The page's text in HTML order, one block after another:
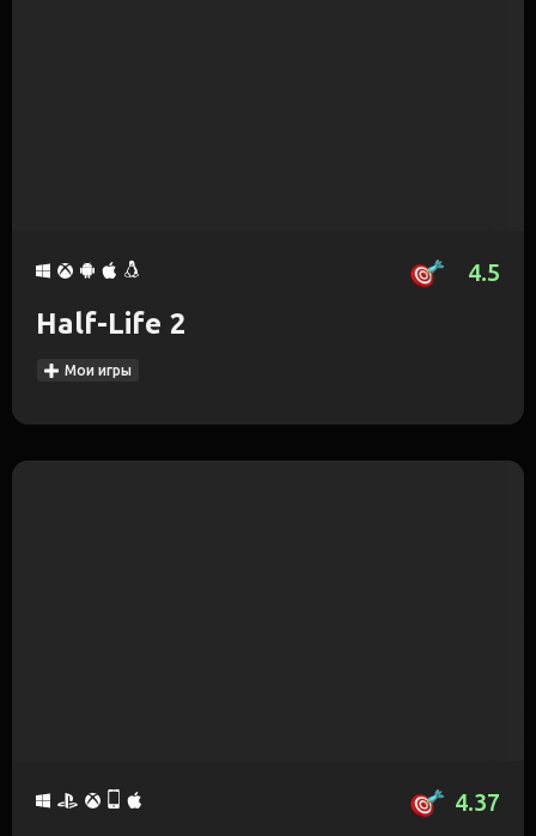
4.5
Half-Life 2
Мои игры
4.37